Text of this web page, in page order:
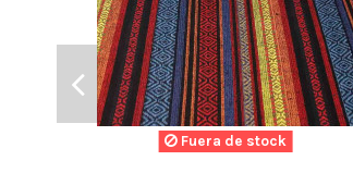
Fuera de stock